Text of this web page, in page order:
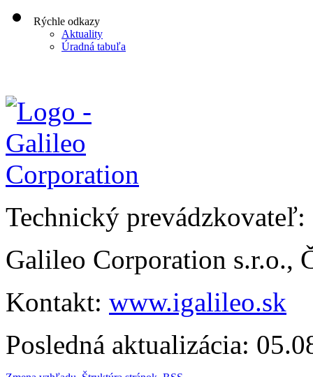
Rýchle odkazy
Aktuality
Úradná tabuľa
Technický prevádzkovateľ:
Galileo Corporation s.r.o.,
Kontakt: www.igalileo.sk
Posledná aktualizácia: